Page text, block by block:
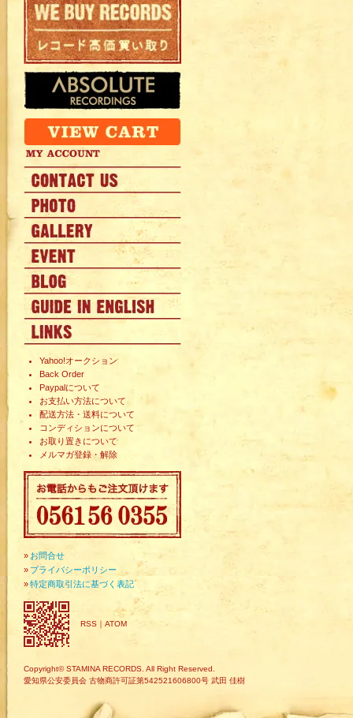
Yahoo!オークション
Back Order
Paypalについて
お支払い方法について
配送方法・送料について
コンディションについて
お取り置きについて
メルマガ登録・解除
» お問合せ
» プライバシーポリシー
»特定商取引法に基づく表記
RSS ｜ ATOM
Copyright© STAMINA RECORDS. All Right Reserved.
愛知県公安委員会 古物商許可証第542521606800号 武田 佳樹